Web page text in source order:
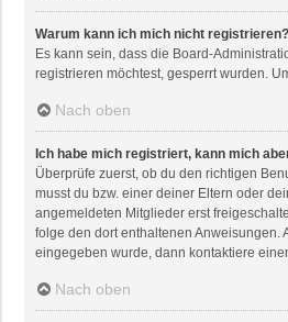
Warum kann ich mich nicht registrieren?
Es kann sein, dass die Board-
registrieren möchtest, gesperrt wurden.
Nach oben
Ich habe mich registriert, kann mich
Überprüfe zuerst, ob du den richtigen
musst du bzw. einer deiner Eltern oder
angemeldeten Mitglieder erst
folge den dort enthaltenen Anweisungen.
eingegeben wurde, dann kontaktiere
Nach oben